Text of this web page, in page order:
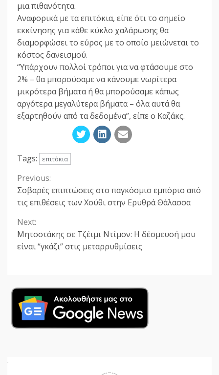
μια πιθανότητα.
Αναφορικά με τα επιτόκια, είπε ότι το σημείο
εκκίνησης για κάθε κύκλο χαλάρωσης θα
διαμορφώσει το εύρος με το οποίο μειώνεται το
κόστος δανεισμού.
“Υπάρχουν πολλοί τρόποι για να φτάσουμε στο
2% – θα μπορούσαμε να κάνουμε νωρίτερα
μικρότερα βήματα ή θα μπορούσαμε κάπως
αργότερα μεγαλύτερα βήματα – όλα αυτά θα
εξαρτηθούν από τα δεδομένα”, είπε ο Καζάκς.
Tags: επιτόκια
Continue
Reading
Previous:
Σοβαρές επιπτώσεις στο παγκόσμιο εμπόριο από
τις επιθέσεις των Χούθι στην Ερυθρά Θάλασσα
Next:
Μητσοτάκης σε Τζέιμι Ντίμον: Η δέσμευσή μου
είναι “γκάζι” στις μεταρρυθμίσεις